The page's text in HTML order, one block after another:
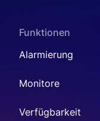
Funktionen
Alarmierung
Monitore
Verfügbarkeit